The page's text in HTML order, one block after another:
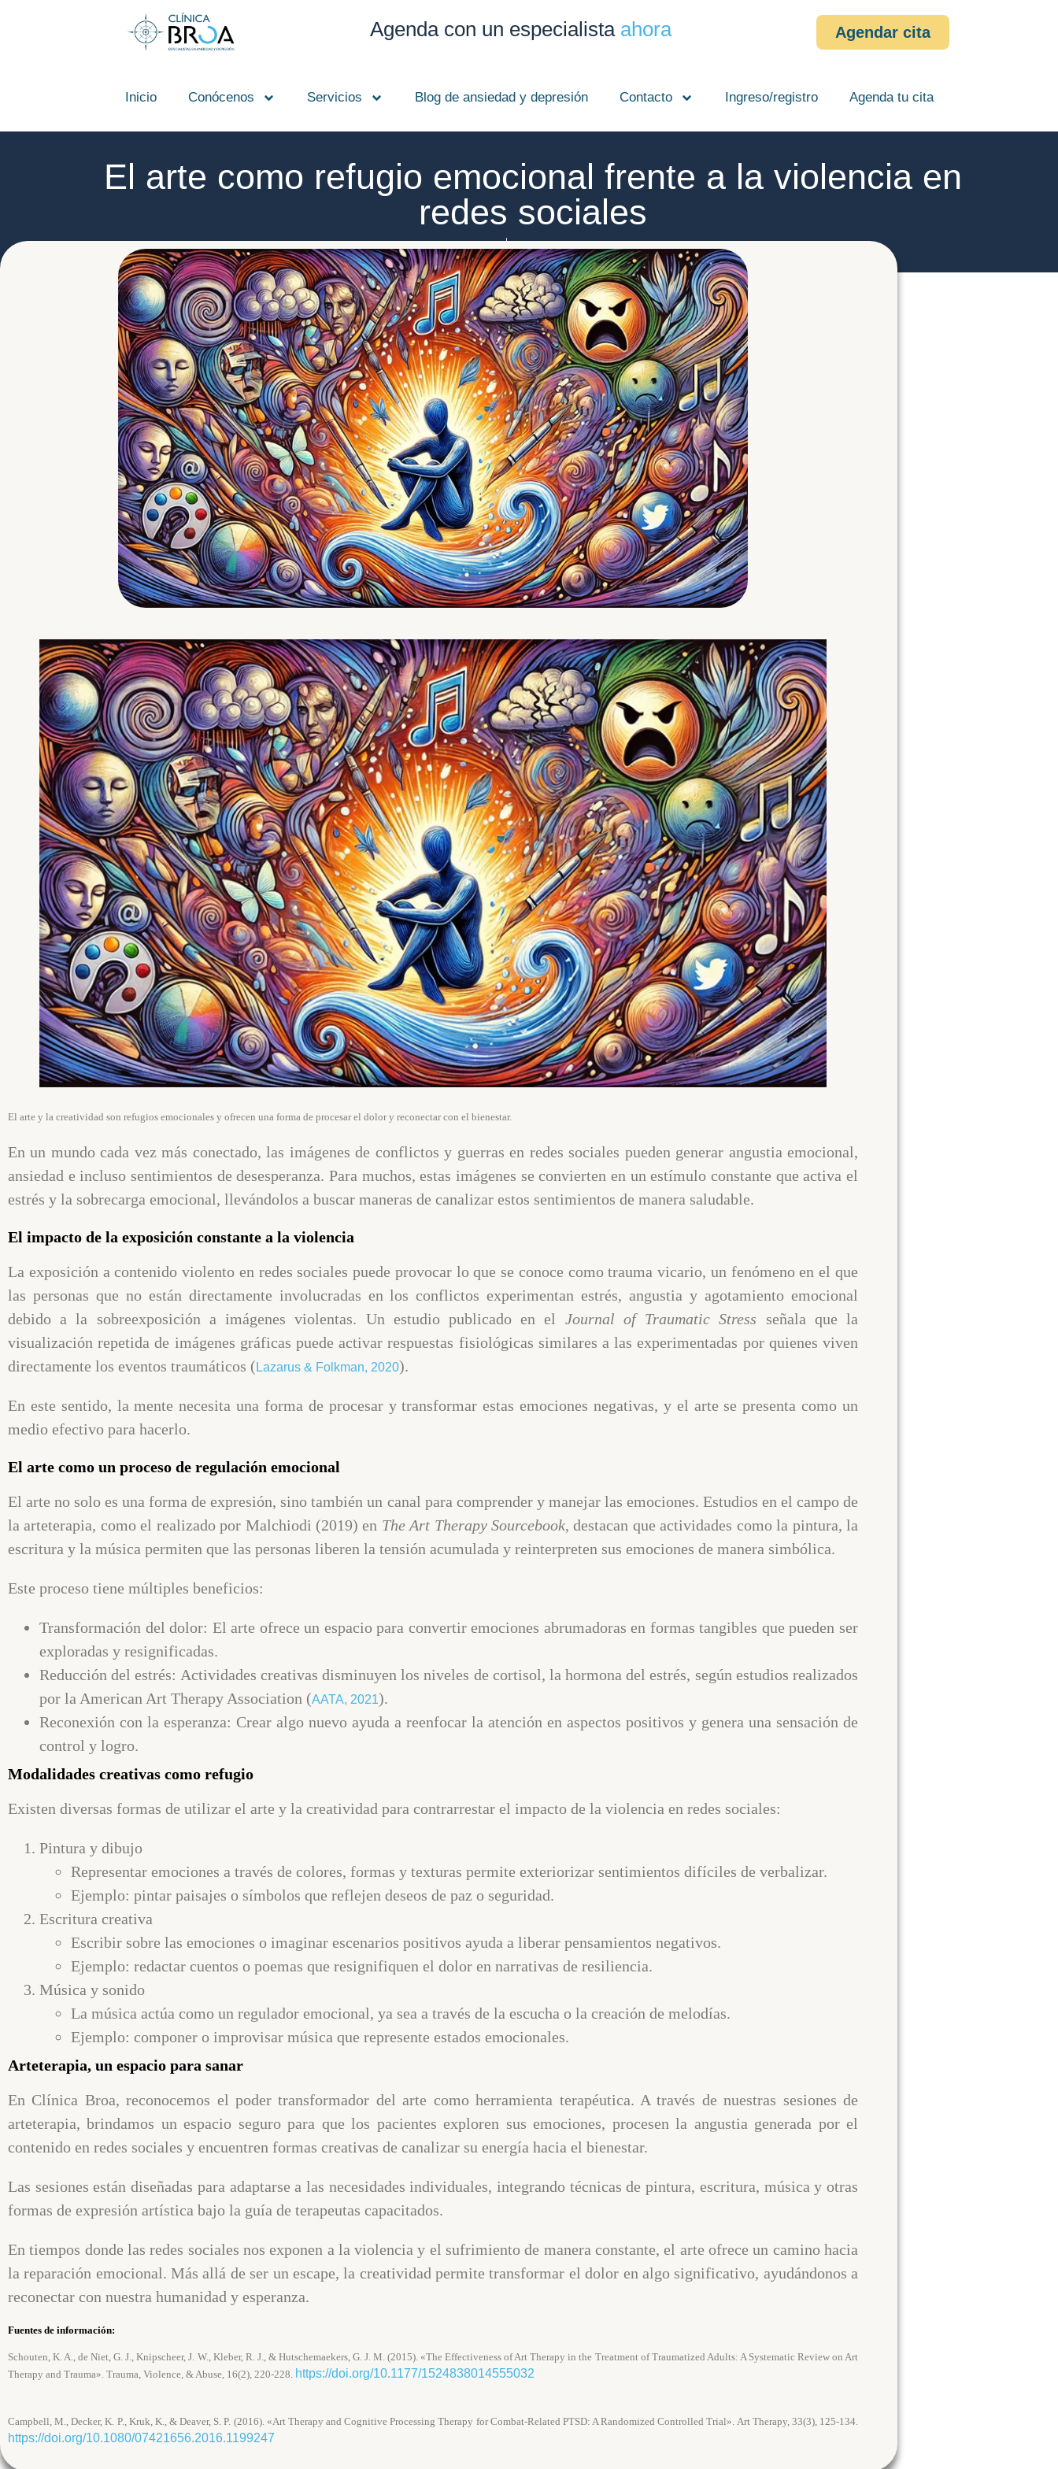
Agenda con un especialista ahora Agendar cita
Inicio Conócenos Servicios Blog de ansiedad y depresión Contacto Ingreso/registro Agenda tu cita
El arte como refugio emocional frente a la violencia en
redes sociales
Clínica Broa diciembre 31, 2024
El arte y la creatividad son refugios emocionales y ofrecen una forma de procesar el dolor y reconectar con el bienestar.
En un mundo cada vez más conectado, las imágenes de conflictos y guerras en redes sociales pueden generar angustia emocional,
ansiedad e incluso sentimientos de desesperanza. Para muchos, estas imágenes se convierten en un estímulo constante que activa el
estrés y la sobrecarga emocional, llevándolos a buscar maneras de canalizar estos sentimientos de manera saludable.
El impacto de la exposición constante a la violencia
La exposición a contenido violento en redes sociales puede provocar lo que se conoce como trauma vicario, un fenómeno en el que
las personas que no están directamente involucradas en los conflictos experimentan estrés, angustia y agotamiento emocional
debido a la sobreexposición a imágenes violentas. Un estudio publicado en el Journal of Traumatic Stress señala que la
visualización repetida de imágenes gráficas puede activar respuestas fisiológicas similares a las experimentadas por quienes viven
directamente los eventos traumáticos ( Lazarus & Folkman, 2020).
En este sentido, la mente necesita una forma de procesar y transformar estas emociones negativas, y el arte se presenta como un
medio efectivo para hacerlo.
El arte como un proceso de regulación emocional
El arte no solo es una forma de expresión, sino también un canal para comprender y manejar las emociones. Estudios en el campo de
la arteterapia, como el realizado por Malchiodi (2019) en The Art Therapy Sourcebook, destacan que actividades como la pintura, la
escritura y la música permiten que las personas liberen la tensión acumulada y reinterpreten sus emociones de manera simbólica.
Este proceso tiene múltiples beneficios:
Transformación del dolor: El arte ofrece un espacio para convertir emociones abrumadoras en formas tangibles que pueden ser
exploradas y resignificadas.
Reducción del estrés: Actividades creativas disminuyen los niveles de cortisol, la hormona del estrés, según estudios realizados
por la American Art Therapy Association (AATA, 2021).
Reconexión con la esperanza: Crear algo nuevo ayuda a reenfocar la atención en aspectos positivos y genera una sensación de
control y logro.
Modalidades creativas como refugio
Existen diversas formas de utilizar el arte y la creatividad para contrarrestar el impacto de la violencia en redes sociales:
Pintura y dibujo
Representar emociones a través de colores, formas y texturas permite exteriorizar sentimientos difíciles de verbalizar.
Ejemplo: pintar paisajes o símbolos que reflejen deseos de paz o seguridad.
Escritura creativa
Escribir sobre las emociones o imaginar escenarios positivos ayuda a liberar pensamientos negativos.
Ejemplo: redactar cuentos o poemas que resignifiquen el dolor en narrativas de resiliencia.
Música y sonido
La música actúa como un regulador emocional, ya sea a través de la escucha o la creación de melodías.
Ejemplo: componer o improvisar música que represente estados emocionales.
Arteterapia, un espacio para sanar
En Clínica Broa, reconocemos el poder transformador del arte como herramienta terapéutica. A través de nuestras sesiones de
arteterapia, brindamos un espacio seguro para que los pacientes exploren sus emociones, procesen la angustia generada por el
contenido en redes sociales y encuentren formas creativas de canalizar su energía hacia el bienestar.
Las sesiones están diseñadas para adaptarse a las necesidades individuales, integrando técnicas de pintura, escritura, música y otras
formas de expresión artística bajo la guía de terapeutas capacitados.
En tiempos donde las redes sociales nos exponen a la violencia y el sufrimiento de manera constante, el arte ofrece un camino hacia
la reparación emocional. Más allá de ser un escape, la creatividad permite transformar el dolor en algo significativo, ayudándonos a
reconectar con nuestra humanidad y esperanza.
Fuentes de información:
Schouten, K. A., de Niet, G. J., Knipscheer, J. W., Kleber, R. J., & Hutschemaekers, G. J. M. (2015). «The Effectiveness of Art Therapy in the Treatment of Traumatized Adults: A Systematic Review on Art
Therapy and Trauma». Trauma, Violence, & Abuse, 16(2), 220-228. https://doi.org/10.1177/1524838014555032
Campbell, M., Decker, K. P., Kruk, K., & Deaver, S. P. (2016). «Art Therapy and Cognitive Processing Therapy for Combat-Related PTSD: A Randomized Controlled Trial». Art Therapy, 33(3), 125-134.
https://doi.org/10.1080/07421656.2016.1199247